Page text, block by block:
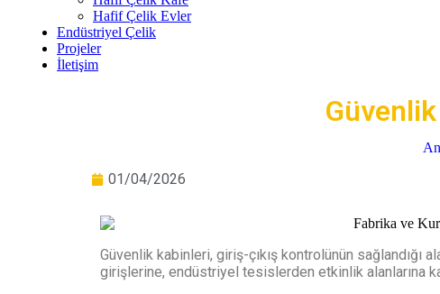
Hafif Çelik Evler
Endüstriyel Çelik
Projeler
İletişim
01/04/2026
Güvenlik kabinleri, giriş-çıkış kontrolünün sağlandığı
girişlerine, endüstriyel tesislerden etkinlik alanlarına